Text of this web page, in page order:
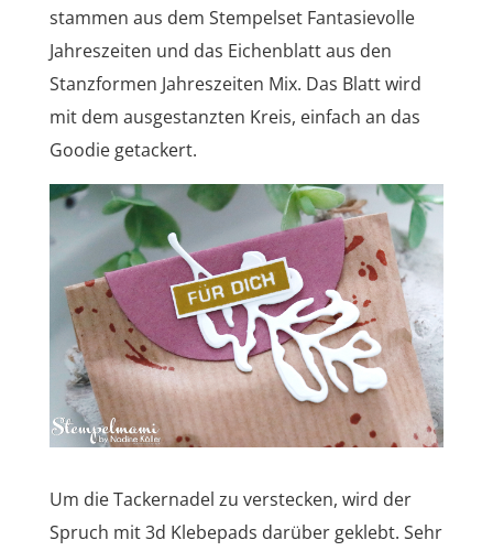
stammen aus dem Stempelset Fantasievolle
Jahreszeiten und das Eichenblatt aus den
Stanzformen Jahreszeiten Mix. Das Blatt wird
mit dem ausgestanzten Kreis, einfach an das
Goodie getackert.
Um die Tackernadel zu verstecken, wird der
Spruch mit 3d Klebepads darüber geklebt. Sehr